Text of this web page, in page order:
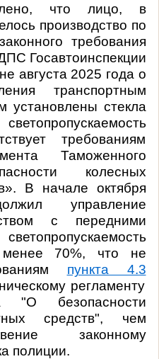
что лицо, в
производство по
требования
Госавтоинспекции
августа 2025 года о
транспортным
установлены стекла
требованиям
Таможенного
колесных
В начале октября
управление
с передними
менее 70%, что не
пункта 4.3
регламенту
"О безопасности
средств", чем
законному
полиции.